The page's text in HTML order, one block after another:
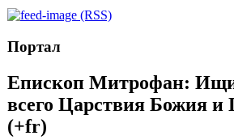
(RSS)
Портал
Епископ Митрофан:
всего Царствия Божия и
(+fr)